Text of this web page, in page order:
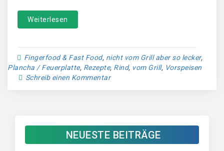
Weiterlesen
Fingerfood & Fast Food, nicht vom Grill aber so lecker,
Plancha / Feuerplatte, Rezepte, Rind, vom Grill, Vorspeisen
Schreib einen Kommentar
NEUESTE BEITRÄGE